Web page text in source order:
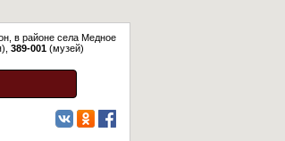
в районе села Медное
389-001 (музей)